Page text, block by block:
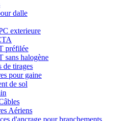
dalle
exterieure
préfilée
sans halogène
de tirages
pour gaine
de sol
Aériens
d'ancrage pour branchements